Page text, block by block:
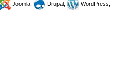
Joomla, Drupal,
WordPress,